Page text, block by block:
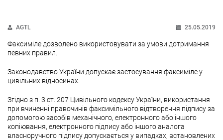
AGTL 25.05.2019
Факсиміле дозволено використовувати за умови дотримання
певних правил.
Законодавство України допускає застосування факсиміле у
цивільних відносинах.
Згідно з п. 3 ст. 207 Цивільного кодексу України, використання
при вчиненні правочинів факсимільного відтворення підпису за
допомогою засобів механічного, електронного або іншого
копіювання, електронного підпису або іншого аналога
власноручного підпису допускається у випадках, встановлених